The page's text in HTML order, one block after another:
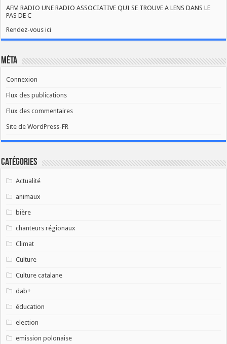
AFM RADIO UNE RADIO ASSOCIATIVE QUI SE TROUVE A LENS DANS LE
PAS DE C
Rendez-vous ici
Méta
Connexion
Flux des publications
Flux des commentaires
Site de WordPress-FR
Catégories
Actualité
animaux
bière
chanteurs régionaux
Climat
Culture
Culture catalane
dab+
éducation
election
emission polonaise